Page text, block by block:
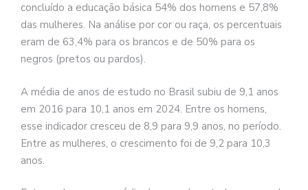
concluído a educação básica 54% dos homens e 57,8%
das mulheres. Na análise por cor ou raça, os percentuais
eram de 63,4% para os brancos e de 50% para os
negros (pretos ou pardos).
A média de anos de estudo no Brasil subiu de 9,1 anos
em 2016 para 10,1 anos em 2024. Entre os homens,
esse indicador cresceu de 8,9 para 9,9 anos, no período.
Entre as mulheres, o crescimento foi de 9,2 para 10,3
anos.